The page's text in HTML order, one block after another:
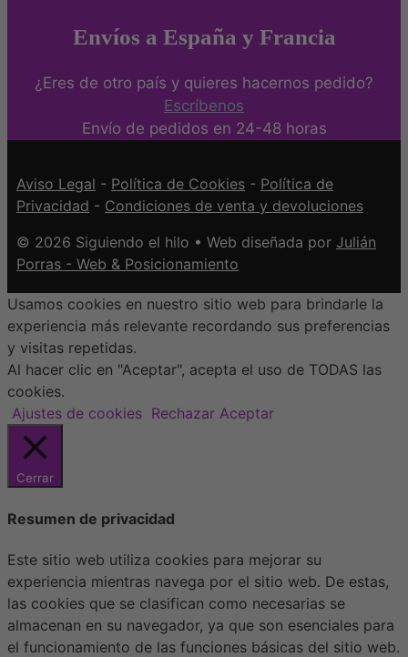
Envíos a España y Francia
¿Eres de otro país y quieres hacernos pedido?
Escríbenos
Envío de pedidos en 24-48 horas
Aviso Legal - Política de Cookies - Política de
Privacidad - Condiciones de venta y devoluciones
© 2026 Siguiendo el hilo • Web diseñada por Julián
Porras - Web & Posicionamiento
Usamos cookies en nuestro sitio web para brindarle la
experiencia más relevante recordando sus preferencias
y visitas repetidas.
Al hacer clic en "Aceptar", acepta el uso de TODAS las
cookies.
Ajustes de cookies Rechazar Aceptar
Cerrar
Resumen de privacidad
Este sitio web utiliza cookies para mejorar su
experiencia mientras navega por el sitio web. De estas,
las cookies que se clasifican como necesarias se
almacenan en su navegador, ya que son esenciales para
el funcionamiento de las funciones básicas del sitio web.